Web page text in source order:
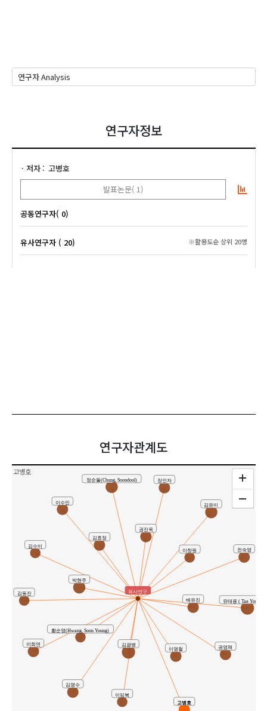
연구자정보
저자
고병호
발표논문( 1)
공동연구자( 0)
유사연구자 ( 20) ※활용도순 상위 20명
연구자관계도
고병호
권영채
권진옥
김광병
김동진
김명수
김수미
김유미
김효정
박현주
배유진 유태용 ( Tae Yong
이명철
이수민
이임복
이창원
이희연
장인자
전숙영
정순둘(Chung, Soondool)
황순영(Hwang, Soon Young)
고병호
유사연구